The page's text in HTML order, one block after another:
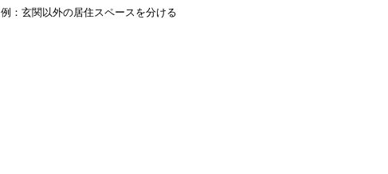
例：玄関以外の居住スペースを分ける